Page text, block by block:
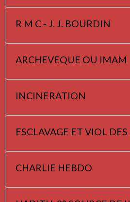
R M C - J. J. BOURDIN
ARCHEVEQUE OU IMAM
INCINERATION
ESCLAVAGE ET VIOL
CHARLIE HEBDO